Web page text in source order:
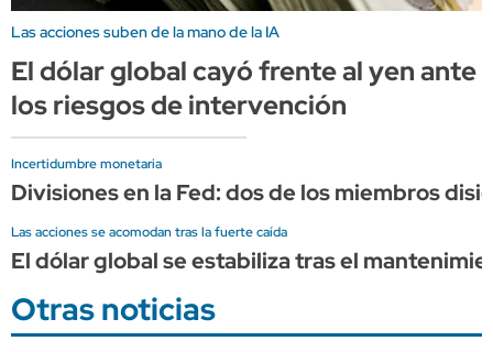
Las acciones suben de la mano de la IA
El dólar global cayó frente al yen ante
los riesgos de intervención
Incertidumbre monetaria
Divisiones en la Fed: dos de los miembros
Las acciones se acomodan tras la fuerte caída
El dólar global se estabiliza tras el
Otras noticias